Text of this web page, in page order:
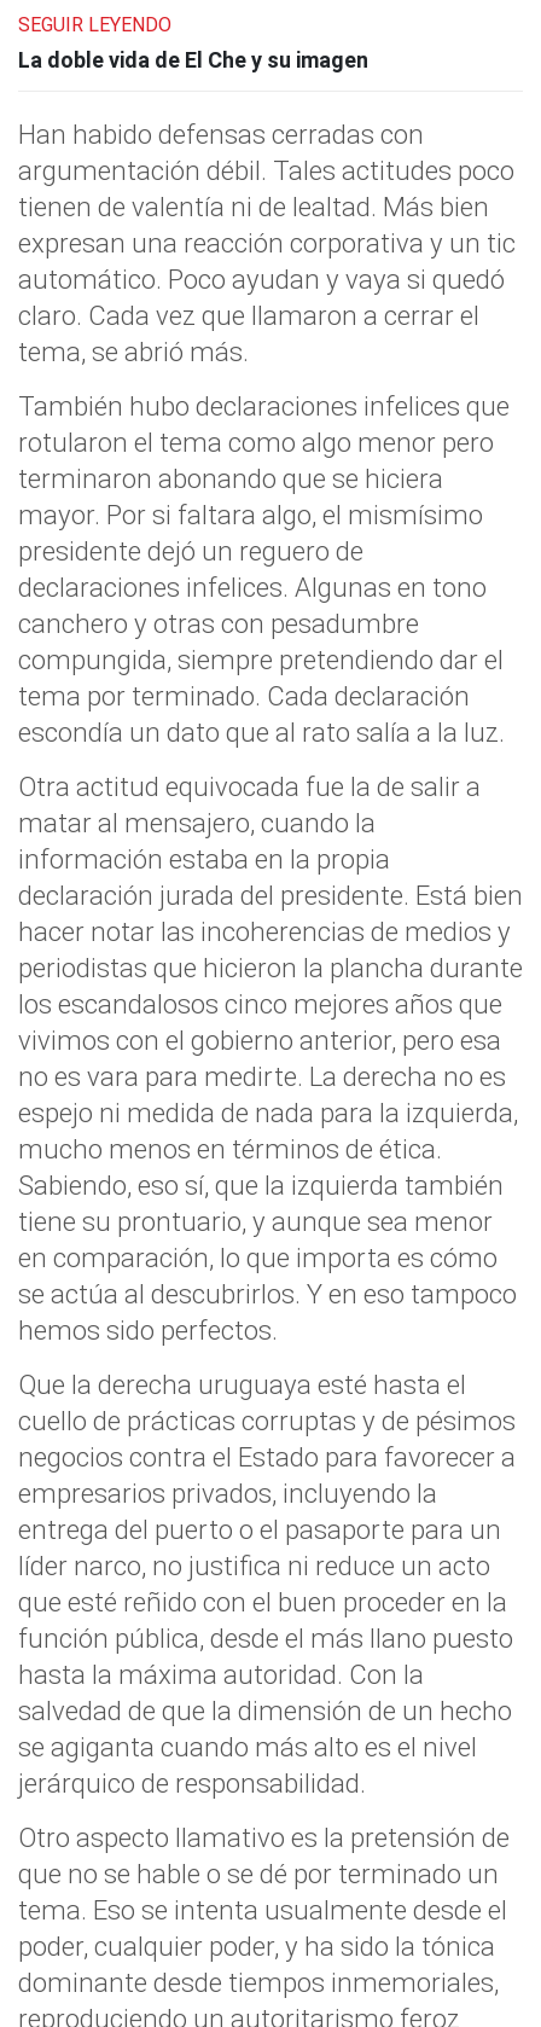
SEGUIR LEYENDO
La doble vida de El Che y su imagen
Han habido defensas cerradas con
argumentación débil. Tales actitudes poco
tienen de valentía ni de lealtad. Más bien
expresan una reacción corporativa y un tic
automático. Poco ayudan y vaya si quedó
claro. Cada vez que llamaron a cerrar el
tema, se abrió más.
También hubo declaraciones infelices que
rotularon el tema como algo menor pero
terminaron abonando que se hiciera
mayor. Por si faltara algo, el mismísimo
presidente dejó un reguero de
declaraciones infelices. Algunas en tono
canchero y otras con pesadumbre
compungida, siempre pretendiendo dar el
tema por terminado. Cada declaración
escondía un dato que al rato salía a la luz.
Otra actitud equivocada fue la de salir a
matar al mensajero, cuando la
información estaba en la propia
declaración jurada del presidente. Está bien
hacer notar las incoherencias de medios y
periodistas que hicieron la plancha durante
los escandalosos cinco mejores años que
vivimos con el gobierno anterior, pero esa
no es vara para medirte. La derecha no es
espejo ni medida de nada para la izquierda,
mucho menos en términos de ética.
Sabiendo, eso sí, que la izquierda también
tiene su prontuario, y aunque sea menor
en comparación, lo que importa es cómo
se actúa al descubrirlos. Y en eso tampoco
hemos sido perfectos.
Que la derecha uruguaya esté hasta el
cuello de prácticas corruptas y de pésimos
negocios contra el Estado para favorecer a
empresarios privados, incluyendo la
entrega del puerto o el pasaporte para un
líder narco, no justifica ni reduce un acto
que esté reñido con el buen proceder en la
función pública, desde el más llano puesto
hasta la máxima autoridad. Con la
salvedad de que la dimensión de un hecho
se agiganta cuando más alto es el nivel
jerárquico de responsabilidad.
Otro aspecto llamativo es la pretensión de
que no se hable o se dé por terminado un
tema. Eso se intenta usualmente desde el
poder, cualquier poder, y ha sido la tónica
dominante desde tiempos inmemoriales,
reproduciendo un autoritarismo feroz